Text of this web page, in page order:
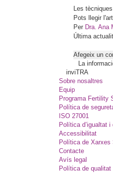
Les
Pots llegir
Per Dra. Ana
Última
Afegeix un
La
inviTRA
Sobre nosaltres
Equip
Programa Fertility
Política de
ISO 27001
Política d’igualtat
Accessibilitat
Política de Xarxes
Contacte
Avís legal
Política de qualitat